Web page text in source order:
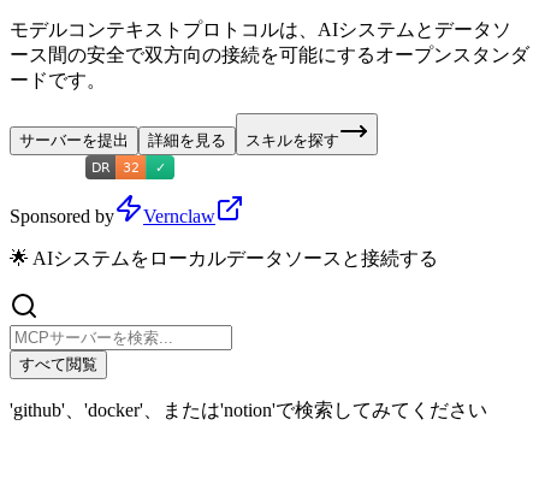
モデルコンテキストプロトコルは、AIシステムとデータソ
ース間の安全で双方向の接続を可能にするオープンスタンダ
ードです。
サーバーを提出 詳細を見る スキルを探す
Sponsored by Vernclaw
🌟 AIシステムをローカルデータソースと接続する
すべて閲覧
'github'、'docker'、または'notion'で検索してみてください